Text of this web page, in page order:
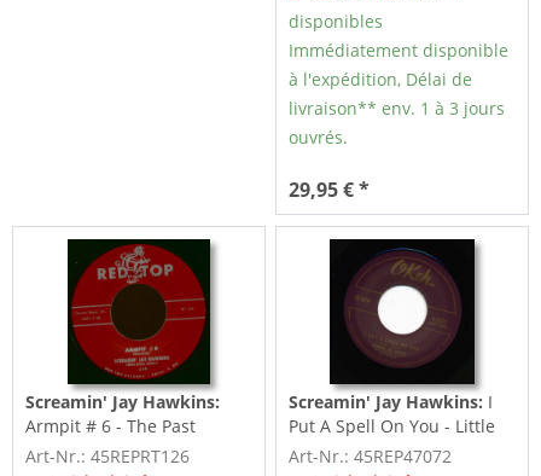
disponibles
Immédiatement disponible
à l'expédition, Délai de
livraison** env. 1 à 3 jours
ouvrés.
29,95 € *
Screamin' Jay Hawkins:
Armpit # 6 - The Past
(7inch, 45rpm)
Art-Nr.: 45REPRT126
Screamin' Jay Hawkins: I
Put A Spell On You - Little
Demon (7inch, 45rpm)
Art-Nr.: 45REP47072